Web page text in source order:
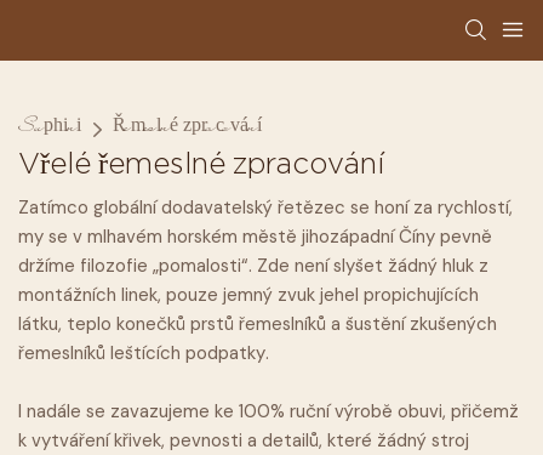
Suphini Řemeslné zpracování
Vřelé řemeslné zpracování
Zatímco globální dodavatelský řetězec se honí za rychlostí,
my se v mlhavém horském městě jihozápadní Číny pevně
držíme filozofie „pomalosti“. Zde není slyšet žádný hluk z
montážních linek, pouze jemný zvuk jehel propichujících
látku, teplo konečků prstů řemeslníků a šustění zkušených
řemeslníků leštících podpatky.
I nadále se zavazujeme ke 100% ruční výrobě obuvi, přičemž
k vytváření křivek, pevnosti a detailů, které žádný stroj